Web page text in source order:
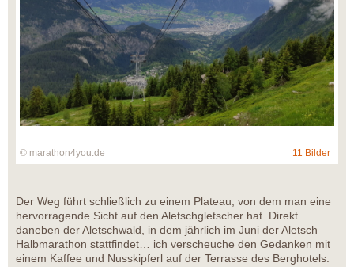
© marathon4you.de 11 Bilder
Der Weg führt schließlich zu einem Plateau, von dem man eine
hervorragende Sicht auf den Aletschgletscher hat. Direkt
daneben der Aletschwald, in dem jährlich im Juni der Aletsch
Halbmarathon stattfindet… ich verscheuche den Gedanken mit
einem Kaffee und Nusskipferl auf der Terrasse des Berghotels.